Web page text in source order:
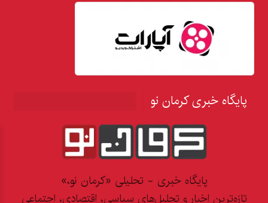
پایگاه خبری کرمان نو
پایگاه خبری - تحلیلی «کرمان نو،»
تازه‌ترین اخبار و تحلیل‌های سیاسی، اقتصادی، اجتماعی